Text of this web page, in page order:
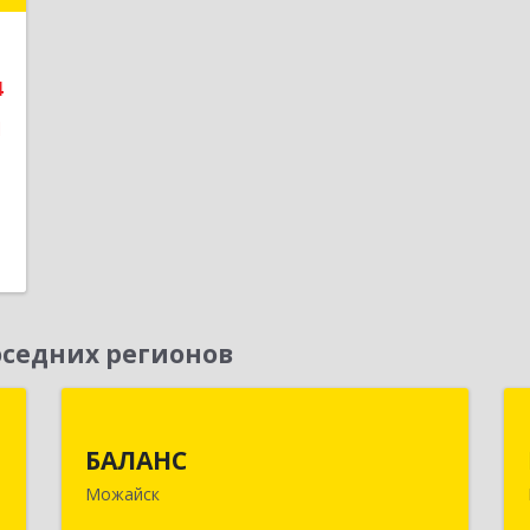
регионов
БАЛАНС
Можайск